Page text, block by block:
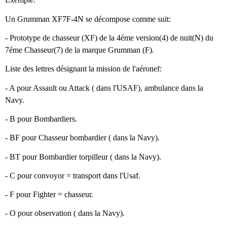
Un Grumman XF7F-4N se décompose comme suit:
- Prototype de chasseur (XF) de la 4éme version(4) de nuit(N) du
7éme Chasseur(7) de la marque Grumman (F).
Liste des lettres désignant la mission de l'aéronef:
- A pour Assault ou Attack ( dans l'USAF), ambulance dans la
Navy.
- B pour Bombardiers.
- BF pour Chasseur bombardier ( dans la Navy).
- BT pour Bombardier torpilleur ( dans la Navy).
- C pour convoyor = transport dans l'Usaf.
- F pour Fighter = chasseur.
- O pour observation ( dans la Navy).